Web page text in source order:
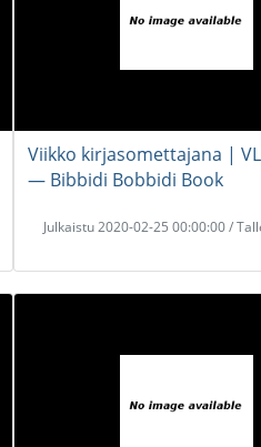
Viikko kirjasomettajana |
― Bibbidi Bobbidi Book
Julkaistu 2020-02-25 00:00:00 /